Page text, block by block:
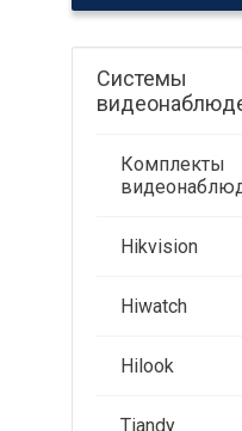
Системы
Комплекты
Hikvision
Hiwatch
Hilook
Tiandy